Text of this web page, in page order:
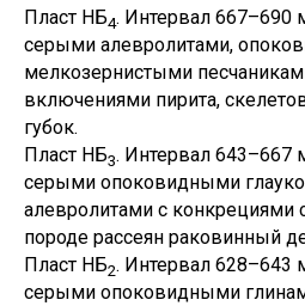
Пласт НБ4. Интервал 667–690
серыми алевролитами,
мелкозернистыми
включениями пирита,
губок.
Пласт НБ3. Интервал 643–667
серыми опоковидными
алевролитами с конкрециями
породе рассеян раковинный
Пласт НБ2. Интервал 628–643
серыми опоковидными